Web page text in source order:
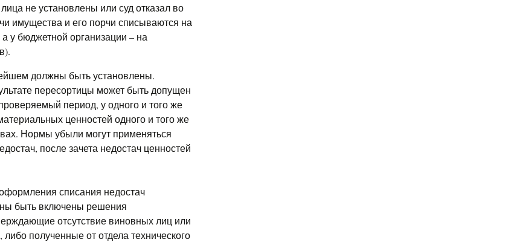
не установлены или суд отказал во
имущества и его порчи списываются на
у бюджетной организации – на
должны быть установлены.
пересортицы может быть допущен
период, у одного и того же
ценностей одного и того же
Нормы убыли могут применяться
после зачета недостач ценностей
списания недостач
быть включены решения
отсутствие виновных лиц или
полученные от отдела технического